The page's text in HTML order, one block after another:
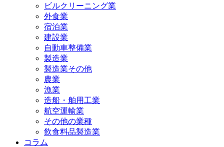
ビルクリーニング業
外食業
宿泊業
建設業
自動車整備業
製造業
製造業その他
農業
漁業
造船・舶用工業
航空運輸業
その他の業種
飲食料品製造業
コラム